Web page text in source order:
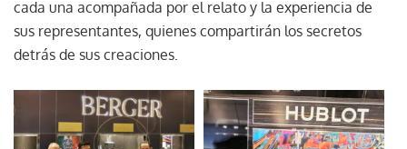
cada una acompañada por el relato y la experiencia de
sus representantes, quienes compartirán los secretos
detrás de sus creaciones.